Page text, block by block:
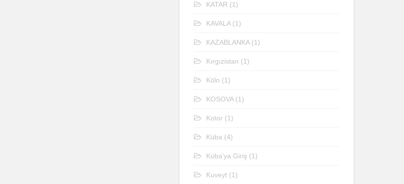
KATAR (1)
KAVALA(1)
KAZABLANKA(1)
Kırgızistan (1)
Köln (1)
KOSOVA(1)
Kotor (1)
Küba (4)
Küba'ya Giriş (1)
Kuveyt (1)